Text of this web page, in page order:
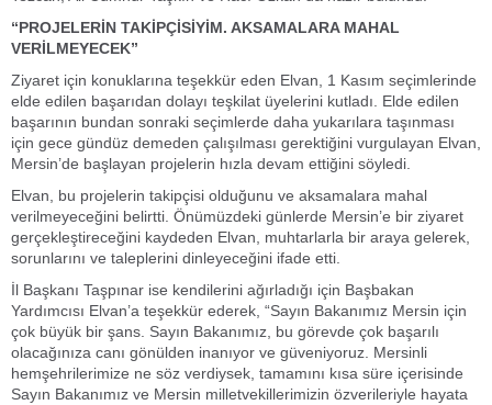
“PROJELERİN TAKİPÇİSİYİM. AKSAMALARA MAHAL
VERİLMEYECEK”
Ziyaret için konuklarına teşekkür eden Elvan, 1 Kasım seçimlerinde
elde edilen başarıdan dolayı teşkilat üyelerini kutladı. Elde edilen
başarının bundan sonraki seçimlerde daha yukarılara taşınması
için gece gündüz demeden çalışılması gerektiğini vurgulayan Elvan,
Mersin’de başlayan projelerin hızla devam ettiğini söyledi.
Elvan, bu projelerin takipçisi olduğunu ve aksamalara mahal
verilmeyeceğini belirtti. Önümüzdeki günlerde Mersin’e bir ziyaret
gerçekleştireceğini kaydeden Elvan, muhtarlarla bir araya gelerek,
sorunlarını ve taleplerini dinleyeceğini ifade etti.
İl Başkanı Taşpınar ise kendilerini ağırladığı için Başbakan
Yardımcısı Elvan’a teşekkür ederek, “Sayın Bakanımız Mersin için
çok büyük bir şans. Sayın Bakanımız, bu görevde çok başarılı
olacağınıza canı gönülden inanıyor ve güveniyoruz. Mersinli
hemşehrilerimize ne söz verdiysek, tamamını kısa süre içerisinde
Sayın Bakanımız ve Mersin milletvekillerimizin özverileriyle hayata